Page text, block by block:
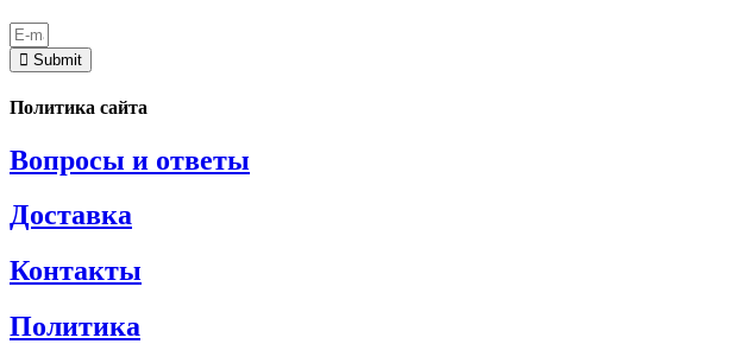
Submit
Политика сайта
Вопросы и ответы
Доставка
Контакты
Политика